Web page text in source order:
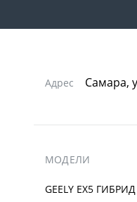
Адрес Самара,
МОДЕЛИ
GEELY EX5 ГИБРИД